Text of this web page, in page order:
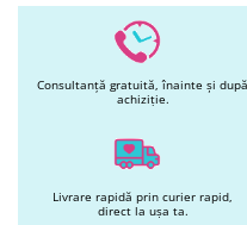
Cutii marturii
Toppere prajituri
DETERGENTI & CURATENIE
Consultanță gratuită, înainte și după
achiziție.
Livrare rapidă prin curier rapid,
direct la ușa ta.